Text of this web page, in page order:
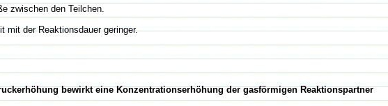
zwischen den Teilchen.
mit der Reaktionsdauer geringer.
bewirkt eine Konzentrationserhöhung der gasförmigen Reaktionspartner